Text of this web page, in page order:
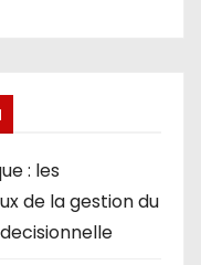
: les
de la gestion du